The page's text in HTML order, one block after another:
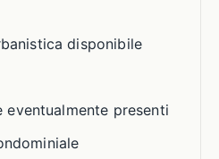
disponibile
eventualmente presenti